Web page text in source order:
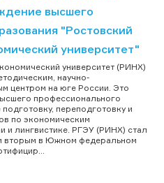
высшего
"Ростовский
университет"
университет (РИНХ)
научно-
центром на юге России. Это
профессионального
переподготовку и
по экономическим
и лингвистике. РГЭУ (РИНХ) стал
вторым в Южном федеральном